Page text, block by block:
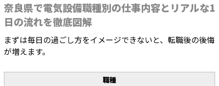
奈良県で電気設備職種別の仕事内容とリアルな1
日の流れを徹底図解
まずは毎日の過ごし方をイメージできないと、転職後の後悔
が増えます。
職種